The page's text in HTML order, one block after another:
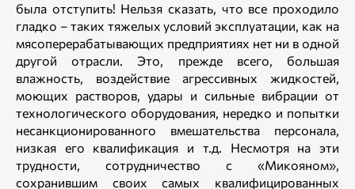
была отступить! Нельзя сказать, что все проходило
гладко – таких тяжелых условий эксплуатации, как на
мясоперерабатывающих предприятиях нет ни в одной
другой отрасли. Это, прежде всего, большая
влажность, воздействие агрессивных жидкостей,
моющих растворов, удары и сильные вибрации от
технологического оборудования, нередко и попытки
несанкционированного вмешательства персонала,
низкая его квалификация и т.д. Несмотря на эти
трудности, сотрудничество с «Микояном»,
сохранившим своих самых квалифицированных